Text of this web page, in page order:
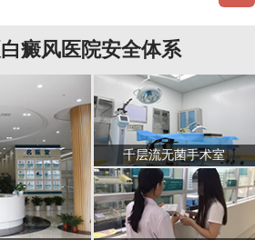
癜风医院安全体系
千层流无菌手术室